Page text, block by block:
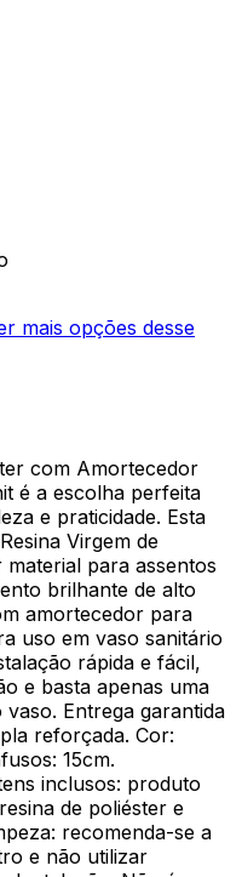
mais opções desse
com Amortecedor
é a escolha perfeita
e praticidade. Esta
Virgem de
para assentos
brilhante de alto
amortecedor para
uso em vaso sanitário
rápida e fácil,
e basta apenas uma
Entrega garantida
reforçada. Cor:
15cm.
inclusos: produto
de poliéster e
recomenda-se a
e não utilizar